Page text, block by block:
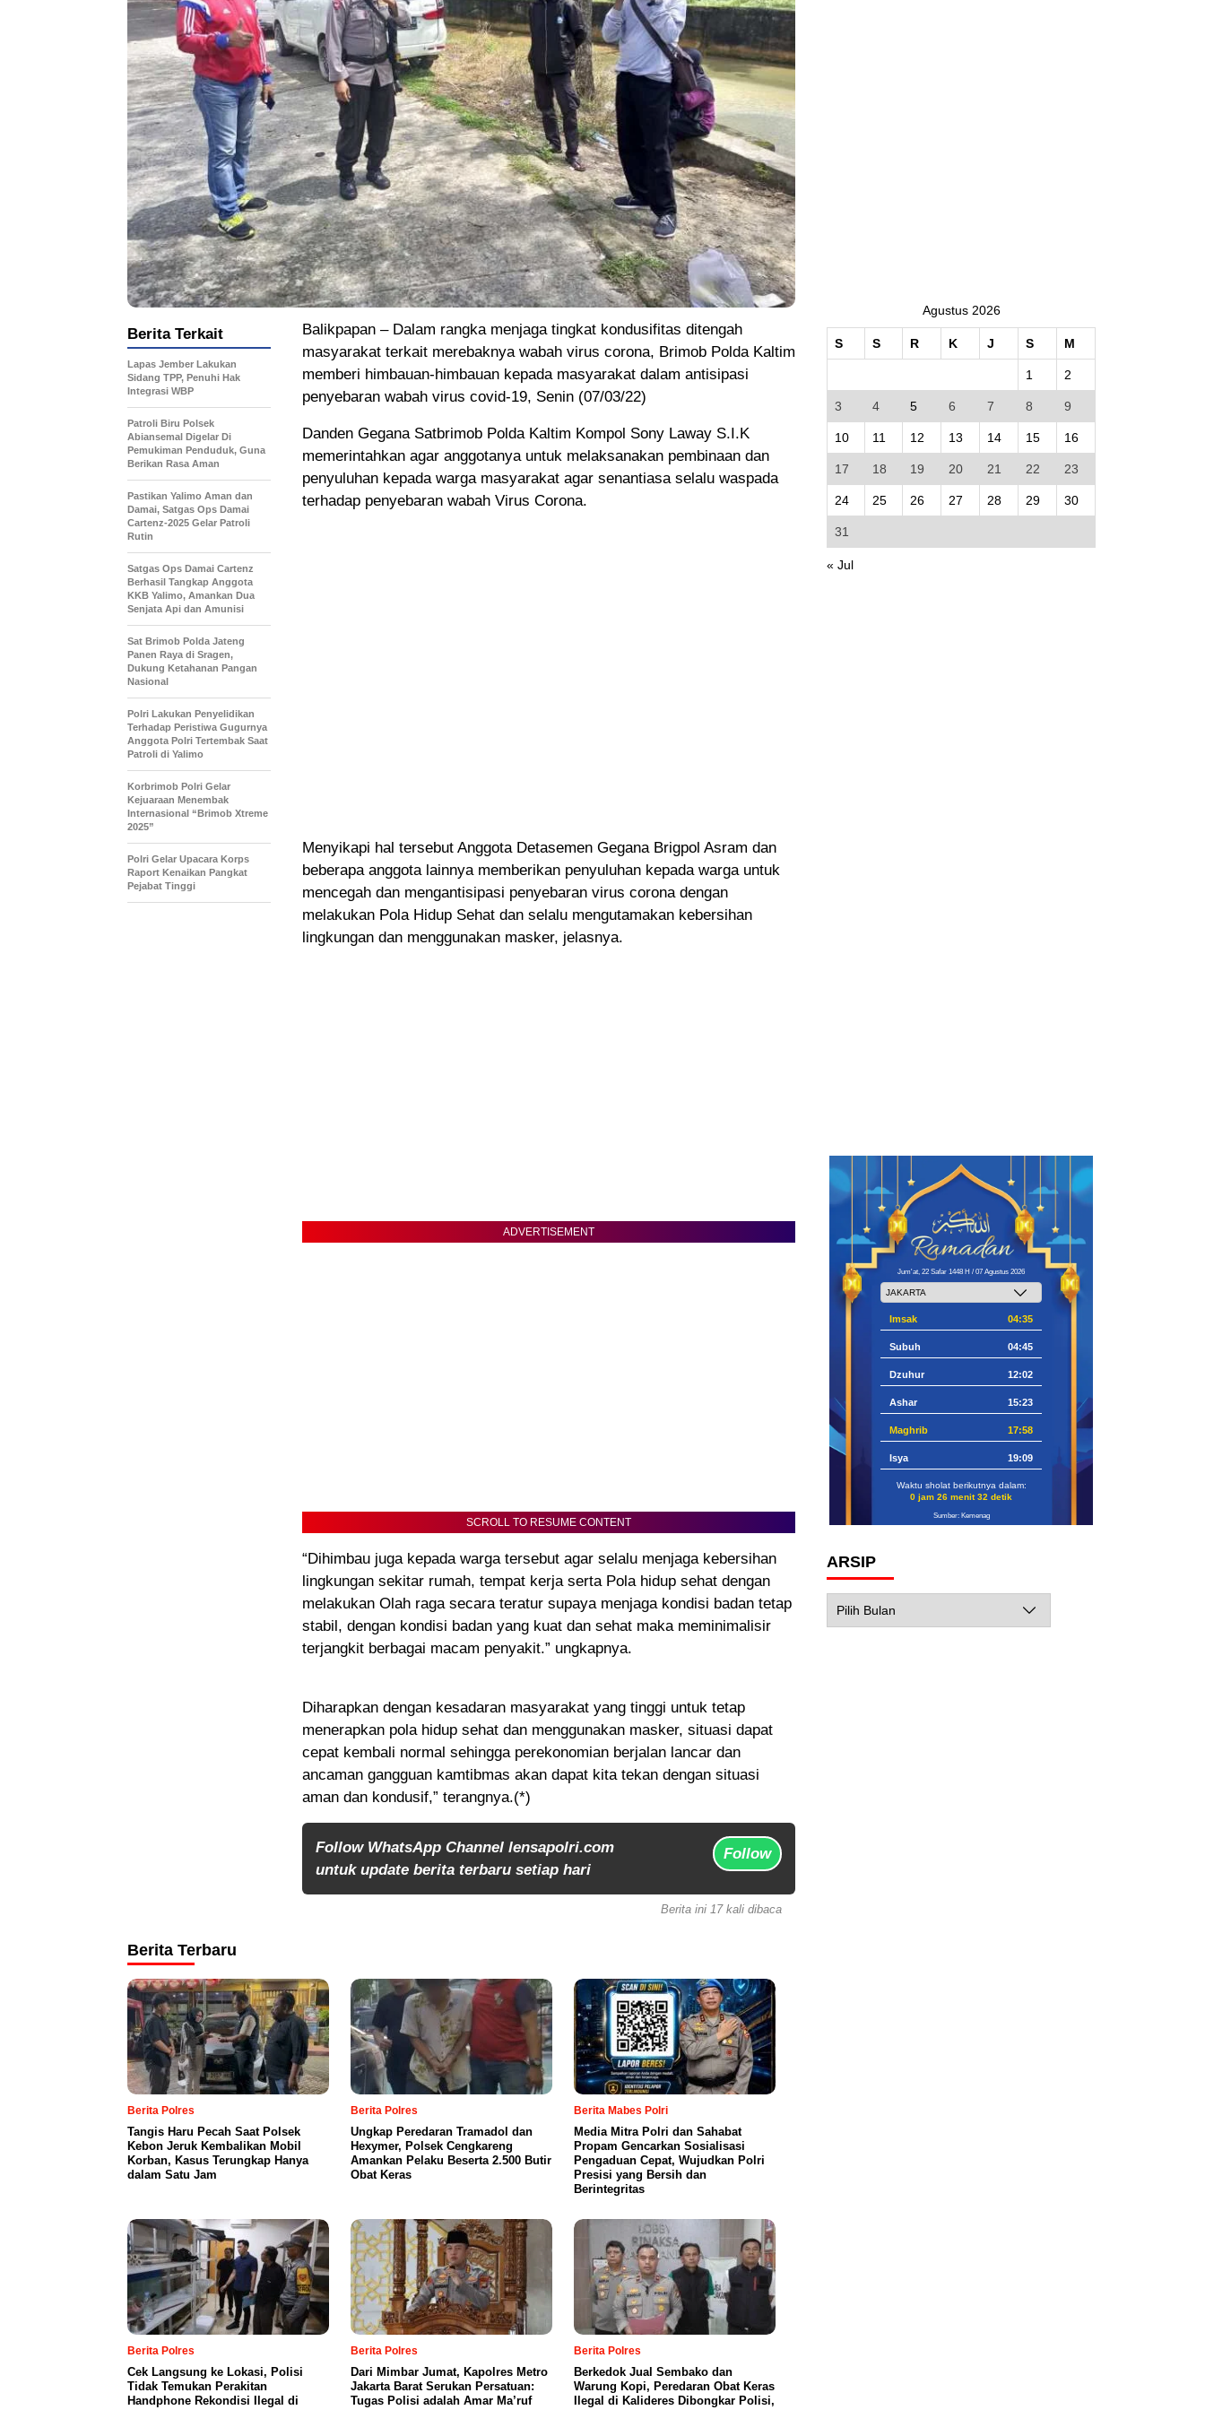
Balikpapan – Dalam rangka menjaga tingkat kondusifitas ditengah
masyarakat terkait merebaknya wabah virus corona, Brimob Polda Kaltim
memberi himbauan-himbauan kepada masyarakat dalam antisipasi
penyebaran wabah virus covid-19, Senin (07/03/22)
Danden Gegana Satbrimob Polda Kaltim Kompol Sony Laway S.I.K
memerintahkan agar anggotanya untuk melaksanakan pembinaan dan
penyuluhan kepada warga masyarakat agar senantiasa selalu waspada
terhadap penyebaran wabah Virus Corona.
Menyikapi hal tersebut Anggota Detasemen Gegana Brigpol Asram dan
beberapa anggota lainnya memberikan penyuluhan kepada warga untuk
mencegah dan mengantisipasi penyebaran virus corona dengan
melakukan Pola Hidup Sehat dan selalu mengutamakan kebersihan
lingkungan dan menggunakan masker, jelasnya.
ADVERTISEMENT
SCROLL TO RESUME CONTENT
“Dihimbau juga kepada warga tersebut agar selalu menjaga kebersihan
lingkungan sekitar rumah, tempat kerja serta Pola hidup sehat dengan
melakukan Olah raga secara teratur supaya menjaga kondisi badan tetap
stabil, dengan kondisi badan yang kuat dan sehat maka meminimalisir
terjangkit berbagai macam penyakit.” ungkapnya.
Diharapkan dengan kesadaran masyarakat yang tinggi untuk tetap
menerapkan pola hidup sehat dan menggunakan masker, situasi dapat
cepat kembali normal sehingga perekonomian berjalan lancar dan
ancaman gangguan kamtibmas akan dapat kita tekan dengan situasi
aman dan kondusif,” terangnya.(*)
Follow WhatsApp Channel lensapolri.com
untuk update berita terbaru setiap hari
Follow
Berita Terkait
Lapas Jember Lakukan
Sidang TPP, Penuhi Hak
Integrasi WBP
Patroli Biru Polsek
Abiansemal Digelar Di
Pemukiman Penduduk, Guna
Berikan Rasa Aman
Pastikan Yalimo Aman dan
Damai, Satgas Ops Damai
Cartenz-2025 Gelar Patroli
Rutin
Satgas Ops Damai Cartenz
Berhasil Tangkap Anggota
KKB Yalimo, Amankan Dua
Senjata Api dan Amunisi
Sat Brimob Polda Jateng
Panen Raya di Sragen,
Dukung Ketahanan Pangan
Nasional
Polri Lakukan Penyelidikan
Terhadap Peristiwa Gugurnya
Anggota Polri Tertembak Saat
Patroli di Yalimo
Korbrimob Polri Gelar
Kejuaraan Menembak
Internasional “Brimob Xtreme
2025”
Polri Gelar Upacara Korps
Raport Kenaikan Pangkat
Pejabat Tinggi
Berita ini 17 kali dibaca
Berita Terbaru
Berita Polres
Tangis Haru Pecah Saat Polsek
Kebon Jeruk Kembalikan Mobil
Korban, Kasus Terungkap Hanya
dalam Satu Jam
Berita Polres
Ungkap Peredaran Tramadol dan
Hexymer, Polsek Cengkareng
Amankan Pelaku Beserta 2.500 Butir
Obat Keras
Berita Mabes Polri
Media Mitra Polri dan Sahabat
Propam Gencarkan Sosialisasi
Pengaduan Cepat, Wujudkan Polri
Presisi yang Bersih dan
Berintegritas
Berita Polres
Cek Langsung ke Lokasi, Polisi
Tidak Temukan Perakitan
Handphone Rekondisi Ilegal di
Berita Polres
Dari Mimbar Jumat, Kapolres Metro
Jakarta Barat Serukan Persatuan:
Tugas Polisi adalah Amar Ma’ruf
Berita Polres
Berkedok Jual Sembako dan
Warung Kopi, Peredaran Obat Keras
Ilegal di Kalideres Dibongkar Polisi,
Agustus 2026
S S R K J S M
1 2
3 4 5 6 7 8 9
10 11 12 13 14 15 16
17 18 19 20 21 22 23
24 25 26 27 28 29 30
31
« Jul
Jum'at, 22 Safar 1448 H / 07 Agustus 2026
Imsak 04:35
Subuh 04:45
Dzuhur 12:02
Ashar 15:23
Maghrib 17:58
Isya 19:09
Waktu sholat berikutnya dalam:
0 jam 26 menit 31 detik
Sumber: Kemenag
ARSIP